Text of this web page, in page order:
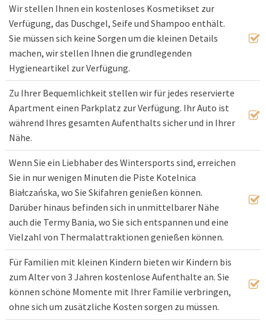
Wir stellen Ihnen ein kostenloses Kosmetikset zur
Verfügung, das Duschgel, Seife und Shampoo enthält.
Sie müssen sich keine Sorgen um die kleinen Details
machen, wir stellen Ihnen die grundlegenden
Hygieneartikel zur Verfügung.
Zu Ihrer Bequemlichkeit stellen wir für jedes reservierte
Apartment einen Parkplatz zur Verfügung. Ihr Auto ist
während Ihres gesamten Aufenthalts sicher und in Ihrer
Nähe.
Wenn Sie ein Liebhaber des Wintersports sind, erreichen
Sie in nur wenigen Minuten die Piste Kotelnica
Białczańska, wo Sie Skifahren genießen können.
Darüber hinaus befinden sich in unmittelbarer Nähe
auch die Termy Bania, wo Sie sich entspannen und eine
Vielzahl von Thermalattraktionen genießen können.
Für Familien mit kleinen Kindern bieten wir Kindern bis
zum Alter von 3 Jahren kostenlose Aufenthalte an. Sie
können schöne Momente mit Ihrer Familie verbringen,
ohne sich um zusätzliche Kosten sorgen zu müssen.